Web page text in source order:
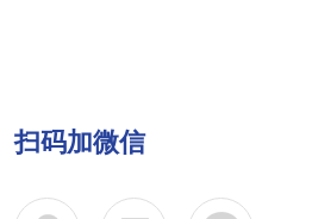
扫码加微信